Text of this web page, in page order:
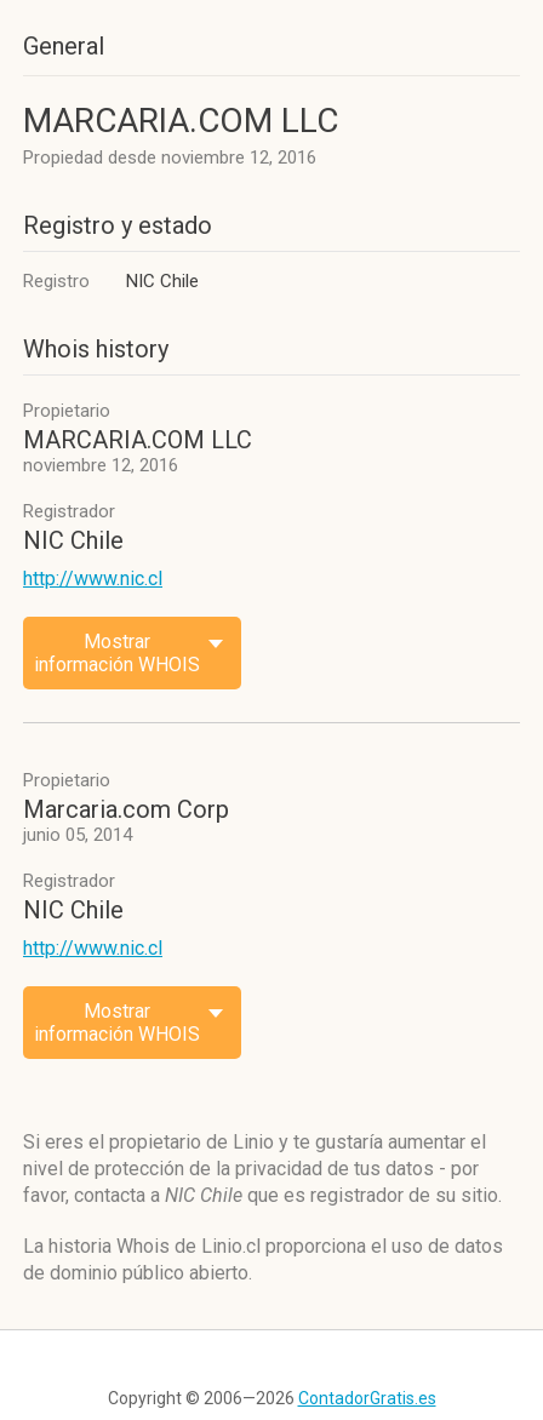
General
MARCARIA.COM LLC
Propiedad desde noviembre 12, 2016
Registro y estado
Registro NIC Chile
Whois history
Propietario
MARCARIA.COM LLC
noviembre 12, 2016
Registrador
NIC Chile
http://www.nic.cl
Mostrar
información WHOIS
Propietario
Marcaria.com Corp
junio 05, 2014
Registrador
NIC Chile
http://www.nic.cl
Mostrar
información WHOIS
Si eres el propietario de Linio y te gustaría aumentar el
nivel de protección de la privacidad de tus datos - por
favor, contacta a NIC Chile que es registrador de su sitio.
La historia Whois de Linio.cl proporciona el uso de datos
de dominio público abierto.
Copyright © 2006—2026 ContadorGratis.es